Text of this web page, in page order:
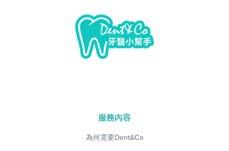
服務內容
為何需要Dent&Co